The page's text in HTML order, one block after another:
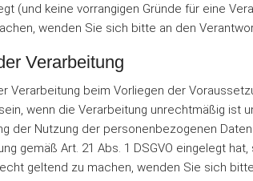
(und keine vorrangigen Gründe für eine
wenden Sie sich bitte an den
Verarbeitung
Verarbeitung beim Vorliegen der
wenn die Verarbeitung unrechtmäßig
der Nutzung der personenbezogenen
gemäß Art. 21 Abs. 1 DSGVO eingelegt
geltend zu machen, wenden Sie sich